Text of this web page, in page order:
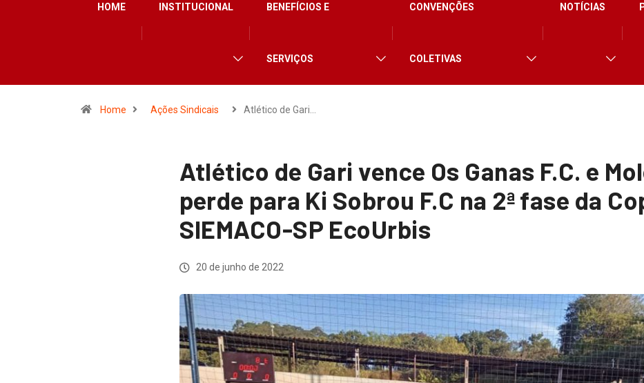
HOME INSTITUCIONAL BENEFÍCIOS E
SERVIÇOS
CONVENÇÕES
COLETIVAS
NOTÍCIAS
Home Ações Sindicais Atlético de Gari…
Atlético de Gari vence Os Ganas F.C. e
perde para Ki Sobrou F.C na 2ª fase da
SIEMACO-SP EcoUrbis
20 de junho de 2022